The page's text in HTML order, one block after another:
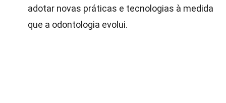
adotar novas práticas e tecnologias à medida
que a odontologia evolui.